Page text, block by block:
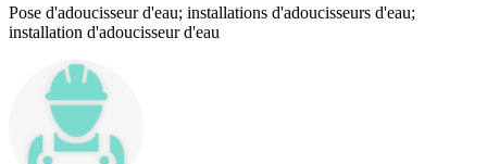
Pose d'adoucisseur d'eau; installations d'adoucisseurs d'eau;
installation d'adoucisseur d'eau